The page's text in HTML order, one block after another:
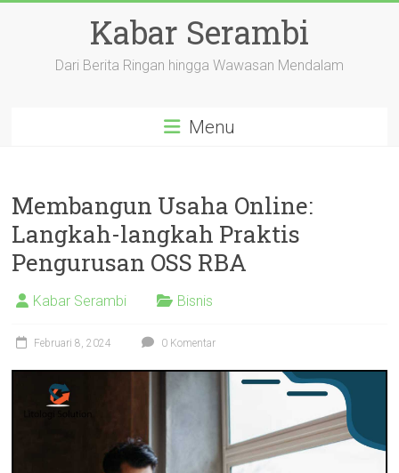
Kabar Serambi
Dari Berita Ringan hingga Wawasan Mendalam
Menu
Membangun Usaha Online:
Langkah-langkah Praktis
Pengurusan OSS RBA
Kabar Serambi Bisnis
Februari 8, 2024 0 Komentar